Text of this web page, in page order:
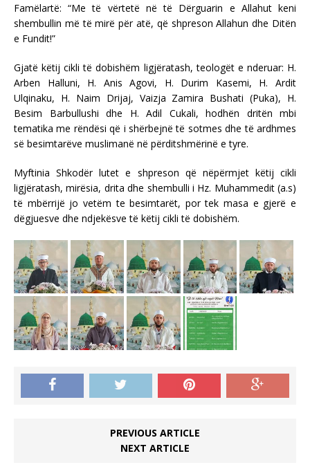
Famëlartë: “Me të vërtetë në të Dërguarin e Allahut keni
shembullin më të mirë për atë, që shpreson Allahun dhe Ditën
e Fundit!”
Gjatë këtij cikli të dobishëm ligjëratash, teologët e nderuar: H.
Arben Halluni, H. Anis Agovi, H. Durim Kasemi, H. Ardit
Ulqinaku, H. Naim Drijaj, Vaizja Zamira Bushati (Puka), H.
Besim Barbullushi dhe H. Adil Cukali, hodhën dritën mbi
tematika me rëndësi që i shërbejnë të sotmes dhe të ardhmes
së besimtarëve muslimanë në përditshmërinë e tyre.
Myftinia Shkodër lutet e shpreson që nëpërmjet këtij cikli
ligjëratash, mirësia, drita dhe shembulli i Hz. Muhammedit (a.s)
të mbërrijë jo vetëm te besimtarët, por tek masa e gjerë e
dëgjuesve dhe ndjekësve të këtij cikli të dobishëm.
PREVIOUS ARTICLE
NEXT ARTICLE